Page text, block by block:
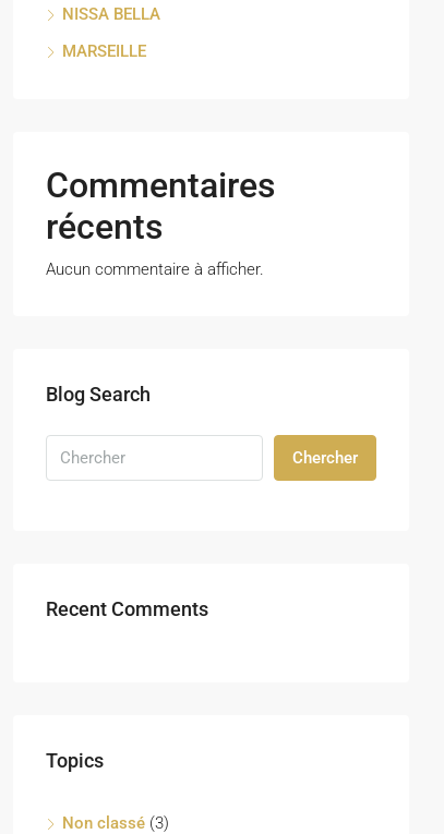
NISSA BELLA
MARSEILLE
Commentaires
récents
Aucun commentaire à afficher.
Blog Search
Chercher
Recent Comments
Topics
Non classé (3)